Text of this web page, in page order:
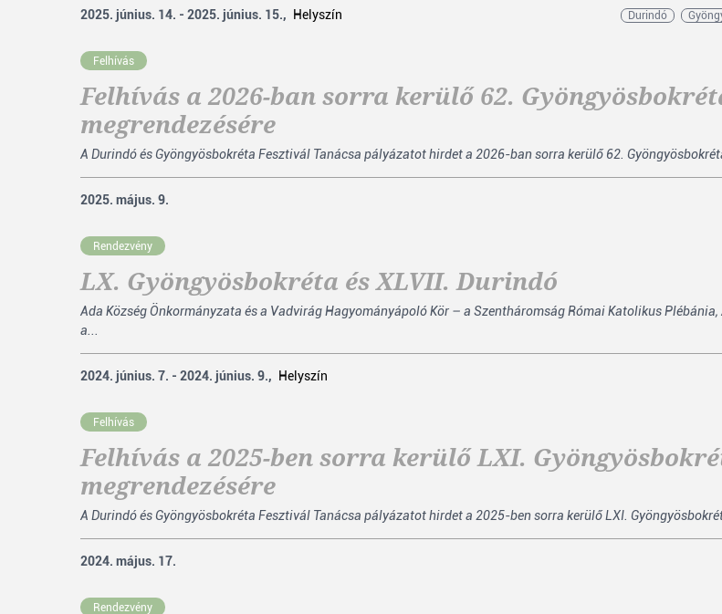
2025. június. 14. - 2025. június. 15., Helyszín Durindó
Felhívás
Felhívás a 2026-ban sorra kerülő 62.
megrendezésére
A Durindó és Gyöngyösbokréta Fesztivál Tanácsa pályázatot hirdet a 2026-ban sorra kerülő 62.
2025. május. 9.
Rendezvény
LX. Gyöngyösbokréta és XLVII. Durindó
Ada Község Önkormányzata és a Vadvirág Hagyományápoló Kör – a Szentháromság Római Katolikus
a...
2024. június. 7. - 2024. június. 9., Helyszín
Felhívás
Felhívás a 2025-ben sorra kerülő LXI.
megrendezésére
A Durindó és Gyöngyösbokréta Fesztivál Tanácsa pályázatot hirdet a 2025-ben sorra kerülő LXI.
2024. május. 17.
Rendezvény